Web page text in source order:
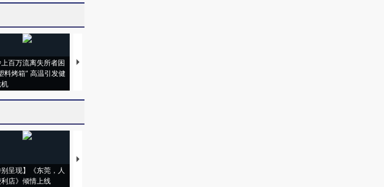
百万流离失所者困
料烤箱” 高温引发健
机
视线｜HYROX的吸金
别呈现】《东莞，人
店》倾情上线
【推广】走进第四届链博